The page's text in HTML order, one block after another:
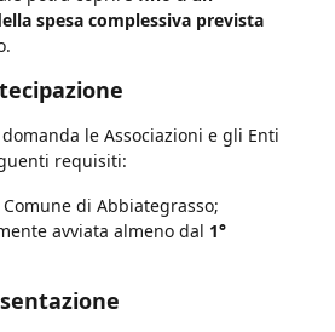
spesa complessiva prevista
le Associazioni e gli Enti
requisiti:
di Abbiategrasso;
avviata almeno dal 1°